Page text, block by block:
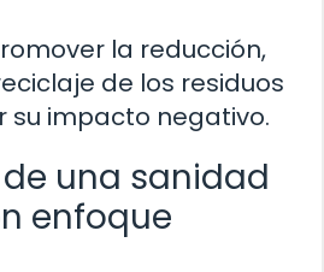
la reducción,
de los residuos
su impacto negativo.
una sanidad
enfoque